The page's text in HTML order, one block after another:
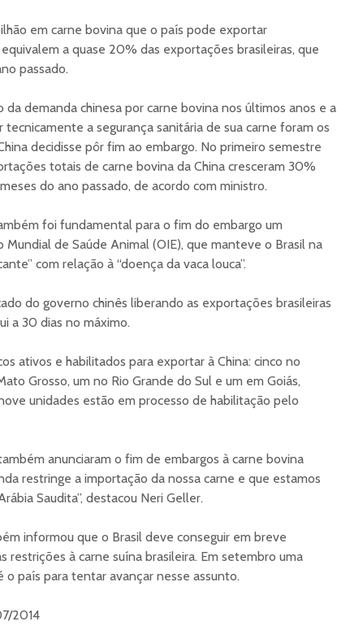
em carne bovina que o país pode exportar
a quase 20% das exportações brasileiras, que
passado.
da demanda chinesa por carne bovina nos últimos anos e a
tecnicamente a segurança sanitária de sua carne foram os
decidisse pôr fim ao embargo. No primeiro semestre
totais de carne bovina da China cresceram 30%
do ano passado, de acordo com ministro.
foi fundamental para o fim do embargo um
de Saúde Animal (OIE), que manteve o Brasil na
com relação à “doença da vaca louca”.
do governo chinês liberando as exportações brasileiras
a 30 dias no máximo.
ativos e habilitados para exportar à China: cinco no
Grosso, um no Rio Grande do Sul e um em Goiás,
unidades estão em processo de habilitação pelo
anunciaram o fim de embargos à carne bovina
restringe a importação da nossa carne e que estamos
Saudita”, destacou Neri Geller.
informou que o Brasil deve conseguir em breve
restrições à carne suína brasileira. Em setembro uma
país para tentar avançar nesse assunto.
2014